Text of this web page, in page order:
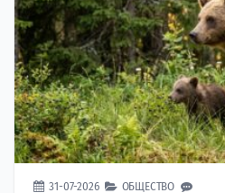
31-07-2026 ОБЩЕСТВО